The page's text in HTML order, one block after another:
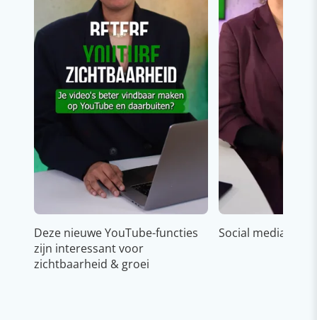
Deze nieuwe YouTube-functies
zijn interessant voor
zichtbaarheid & groei
Social media